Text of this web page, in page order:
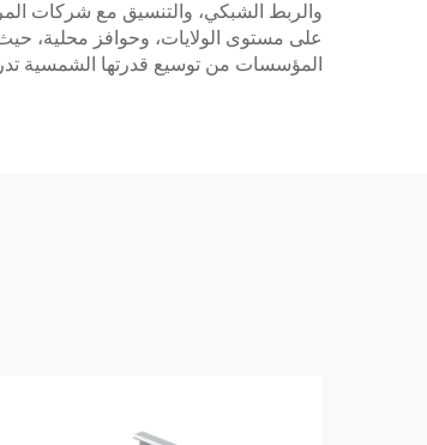
والربط الشبكي، والتنسيق مع شركات
على مستوى الولايات، وحوافز محلية، حيث
المؤسسات من توسيع قدرتها الشمسية